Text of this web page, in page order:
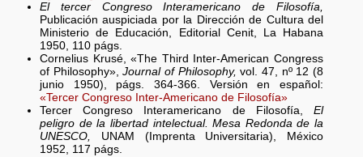
El tercer Congreso Interamericano de Filosofía,
Publicación auspiciada por la Dirección de Cultura del
Ministerio de Educación, Editorial Cenit, La Habana
1950, 110 págs.
Cornelius Krusé, «The Third Inter-American Congress
of Philosophy»,Journal of Philosophy, vol. 47, nº 12 (8
junio 1950), págs. 364-366. Versión en español:
«Tercer Congreso Inter-Americano de Filosofía»
Tercer Congreso Interamericano de Filosofía,El
peligro de la libertad intelectual. Mesa Redonda de la
UNESCO, UNAM (Imprenta Universitaria), México
1952, 117 págs.